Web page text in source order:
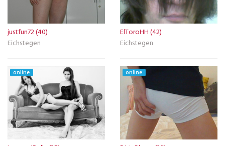
justfun72 (40)
Eichstegen
ElToroHH (42)
Eichstegen
online online